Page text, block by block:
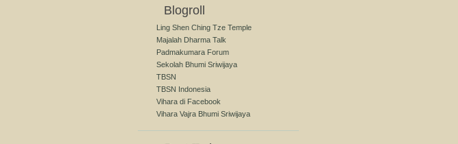
Blogroll
Ling Shen Ching Tze Temple
Majalah Dharma Talk
Padmakumara Forum
Sekolah Bhumi Sriwijaya
TBSN
TBSN Indonesia
Vihara di Facebook
Vihara Vajra Bhumi Sriwijaya